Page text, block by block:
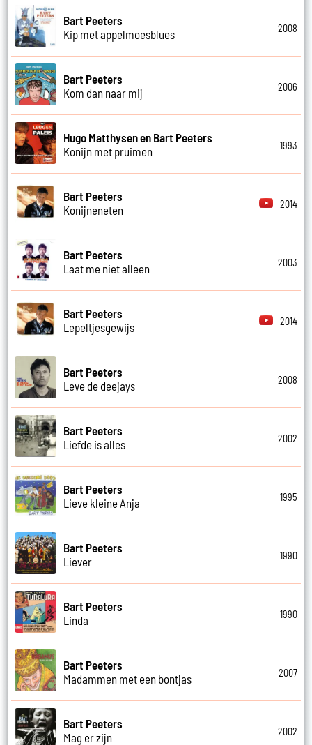
Bart Peeters
Kip met appelmoesblues
2008
Bart Peeters
Kom dan naar mij
2006
Hugo Matthysen en Bart Peeters
Konijn met pruimen
1993
Bart Peeters
Konijneneten
2014
Bart Peeters
Laat me niet alleen
2003
Bart Peeters
Lepeltjesgewijs
2014
Bart Peeters
Leve de deejays
2008
Bart Peeters
Liefde is alles
2002
Bart Peeters
Lieve kleine Anja
1995
Bart Peeters
Liever
1990
Bart Peeters
Linda
1990
Bart Peeters
Madammen met een bontjas
2007
Bart Peeters
Mag er zijn
2002